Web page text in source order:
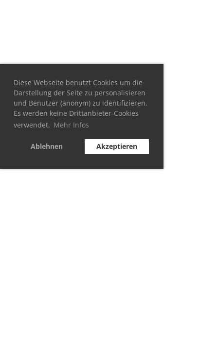
Diese Webseite benutzt Cookies um die
Darstellung der Seite zu personalisieren
und Benutzer (anonym) zu identifizieren.
Es werden keine Drittanbieter-Cookies
verwendet. Mehr Infos
Ablehnen Akzeptieren